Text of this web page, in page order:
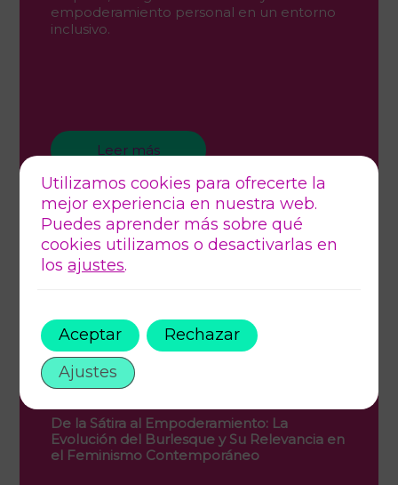
empoderamiento personal en un entorno
inclusivo.
Leer más
De la Sátira al Empoderamiento: La
Evolución del Burlesque y Su Relevancia en
el Feminismo Contemporáneo
Utilizamos cookies para ofrecerte la
mejor experiencia en nuestra web.
Puedes aprender más sobre qué
cookies utilizamos o desactivarlas en
losajustes.
Aceptar
Rechazar
Ajustes